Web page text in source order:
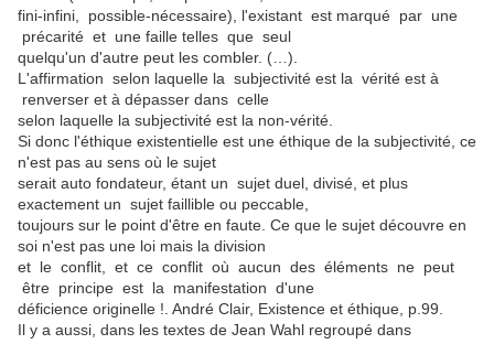
fini-infini, possible-nécessaire), l'existant est marqué par une
précarité et une faille telles que seul
quelqu'un d'autre peut les combler. (…).
L'affirmation selon laquelle la subjectivité est la vérité est à
renverser et à dépasser dans celle
selon laquelle la subjectivité est la non-vérité.
Si donc l'éthique existentielle est une éthique de la subjectivité, ce
n'est pas au sens où le sujet
serait auto fondateur, étant un sujet duel, divisé, et plus
exactement un sujet faillible ou peccable,
toujours sur le point d'être en faute. Ce que le sujet découvre en
soi n'est pas une loi mais la division
et le conflit, et ce conflit où aucun des éléments ne peut
être principe est la manifestation d'une
déficience originelle !. André Clair, Existence et éthique, p.99.
Il y a aussi, dans les textes de Jean Wahl regroupé dans